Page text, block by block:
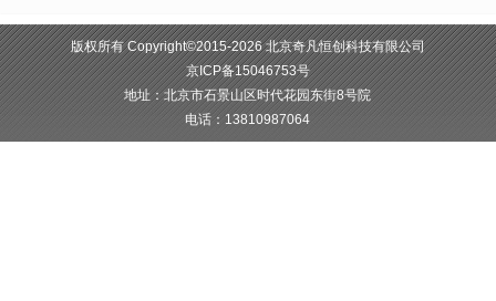
版权所有 Copyright©2015-2026 北京奇凡恒创科技有限公司
京ICP备15046753号
地址：北京市石景山区时代花园东街8号院
电话：13810987064